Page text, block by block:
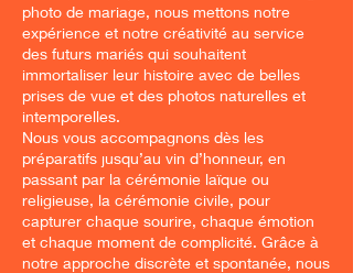
photo de mariage, nous mettons notre
expérience et notre créativité au service
des futurs mariés qui souhaitent
immortaliser leur histoire avec de belles
prises de vue et des photos naturelles et
intemporelles.
Nous vous accompagnons dès les
préparatifs jusqu’au vin d’honneur, en
passant par la cérémonie laïque ou
religieuse, la cérémonie civile, pour
capturer chaque sourire, chaque émotion
et chaque moment de complicité. Grâce à
notre approche discrète et spontanée, nous